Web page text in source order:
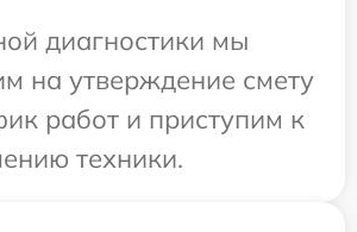
диагностики мы
на утверждение смету
работ и приступим к
техники.